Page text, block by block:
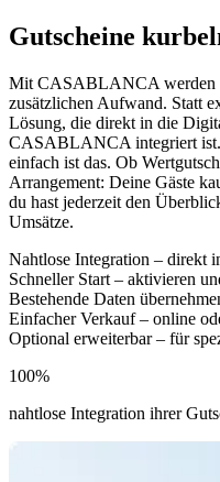
Gutscheine
Mit CASABLANCA werden
zusätzlichen Aufwand. Statt
Lösung, die direkt in die
CASABLANCA integriert
einfach ist das. Ob
Arrangement: Deine Gäste
du hast jederzeit den
Umsätze.
Nahtlose Integration – direkt
Schneller Start – aktivieren
Bestehende Daten
Einfacher Verkauf – online
Optional erweiterbar – für
100%
nahtlose Integration ihrer